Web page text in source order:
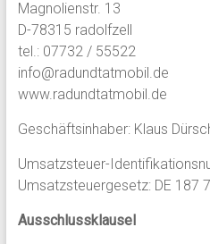
Radolfzell
am
Bodensee
Magnolienstr. 13
D-78315 radolfzell
tel.: 07732 / 55522
info@radundtatmobil.de
www.radundtatmobil.de
Geschäftsinhaber: Klaus
Umsatzsteuer-
Umsatzsteuergesetz: DE 187
Ausschlussklausel